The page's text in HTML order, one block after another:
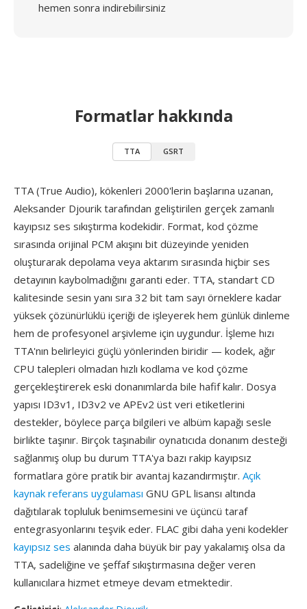
hemen sonra indirebilirsiniz
Formatlar hakkında
TTA GSRT
TTA (True Audio), kökenleri 2000'lerin başlarına uzanan,
Aleksander Djourik tarafından geliştirilen gerçek zamanlı
kayıpsız ses sıkıştırma kodekidir. Format, kod çözme
sırasında orijinal PCM akışını bit düzeyinde yeniden
oluşturarak depolama veya aktarım sırasında hiçbir ses
detayının kaybolmadığını garanti eder. TTA, standart CD
kalitesinde sesin yanı sıra 32 bit tam sayı örneklere kadar
yüksek çözünürlüklü içeriği de işleyerek hem günlük dinleme
hem de profesyonel arşivleme için uygundur. İşleme hızı
TTA'nın belirleyici güçlü yönlerinden biridir — kodek, ağır
CPU talepleri olmadan hızlı kodlama ve kod çözme
gerçekleştirerek eski donanımlarda bile hafif kalır. Dosya
yapısı ID3v1, ID3v2 ve APEv2 üst veri etiketlerini
destekler, böylece parça bilgileri ve albüm kapağı sesle
birlikte taşınır. Birçok taşınabilir oynatıcıda donanım desteği
sağlanmış olup bu durum TTA'ya bazı rakip kayıpsız
formatlara göre pratik bir avantaj kazandırmıştır. Açık
kaynak referans uygulaması GNU GPL lisansı altında
dağıtılarak topluluk benimsemesini ve üçüncü taraf
entegrasyonlarını teşvik eder. FLAC gibi daha yeni kodekler
kayıpsız ses alanında daha büyük bir pay yakalamış olsa da
TTA, sadeliğine ve şeffaf sıkıştırmasına değer veren
kullanıcılara hizmet etmeye devam etmektedir.